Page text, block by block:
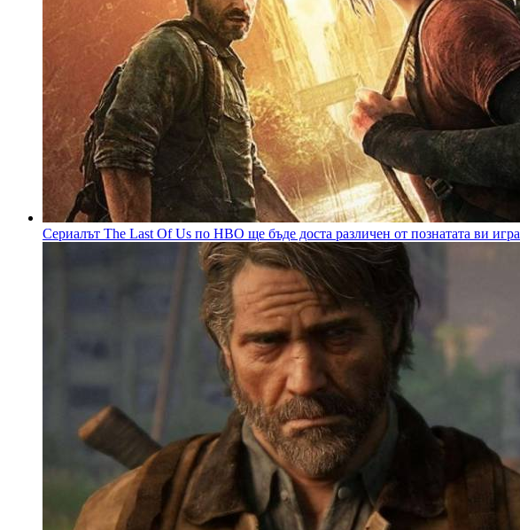
Сериалът The Last Of Us по НВО ще бъде доста различен от познатата ви игра